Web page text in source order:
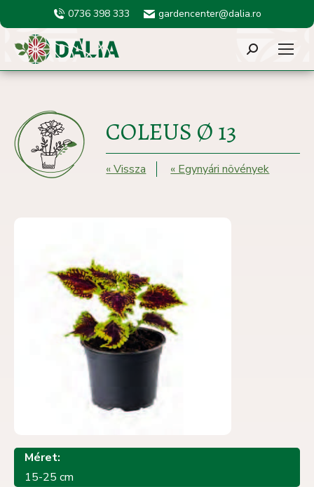
0736 398 333 gardencenter@dalia.ro
Search:
COLEUS Ø 13
« Vissza « Egynyári növények
Méret:
15-25 cm